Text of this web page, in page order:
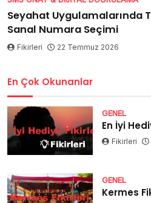
Seyahat Uygulamalarında
Sanal Numara Seçimi
Fikirleri 22 Temmuz 2026
En Çok Okunanlar
GENEL
En İyi
Fikirleri
GENEL
Kermes